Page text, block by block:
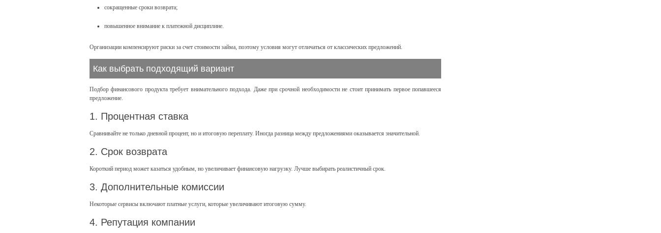
сокращенные сроки возврата;
повышенное внимание к платежной дисциплине.
Организации компенсируют риски за счет стоимости займа, поэтому условия могут отличаться от классических предложений.
Как выбрать подходящий вариант
Подбор финансового продукта требует внимательного подхода. Даже при срочной необходимости не стоит принимать первое попавшееся
предложение.
1. Процентная ставка
Сравнивайте не только дневной процент, но и итоговую переплату. Иногда разница между предложениями оказывается значительной.
2. Срок возврата
Короткий период может казаться удобным, но увеличивает финансовую нагрузку. Лучше выбирать реалистичный срок.
3. Дополнительные комиссии
Некоторые сервисы включают платные услуги, которые увеличивают итоговую сумму.
4. Репутация компании